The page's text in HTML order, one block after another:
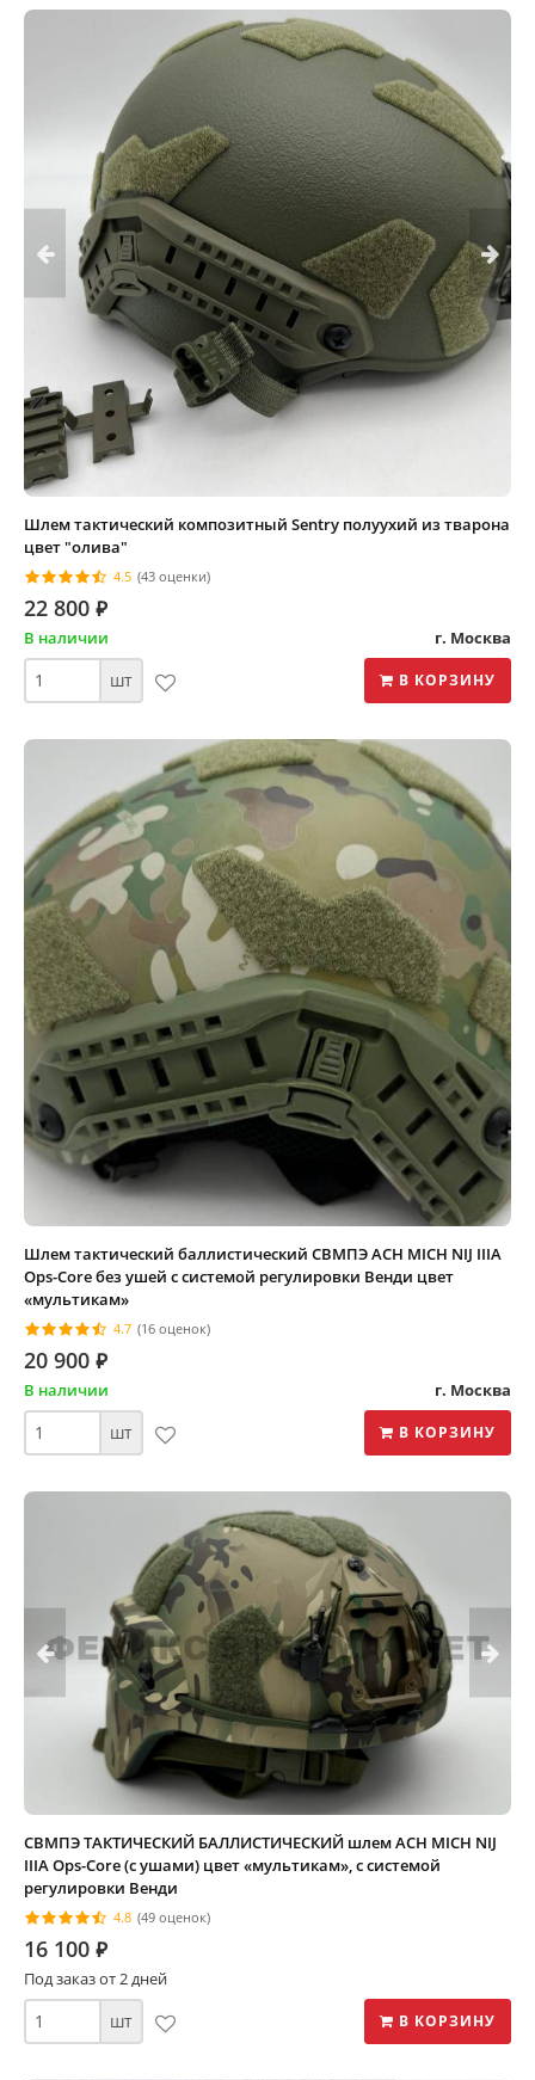
Шлем тактический композитный Sentry полуухий из тварона
цвет "олива"
4.5 (43 оценки)
22 800 ⃏
В наличии г. Москва
шт В КОРЗИНУ
Шлем тактический баллистический СВМПЭ ACH MICH NIJ IIIA
Ops-Core без ушей с системой регулировки Венди цвет
«мультикам»
4.7 (16 оценок)
20 900 ⃏
В наличии г. Москва
шт В КОРЗИНУ
СВМПЭ ТАКТИЧЕСКИЙ БАЛЛИСТИЧЕСКИЙ шлем ACH MICH NIJ
IIIA Ops-Core (с ушами) цвет «мультикам», с системой
регулировки Венди
4.8 (49 оценок)
16 100 ⃏
Под заказ от 2 дней
шт В КОРЗИНУ